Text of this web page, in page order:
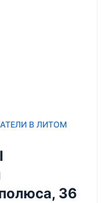
В ЛИТОМ
36